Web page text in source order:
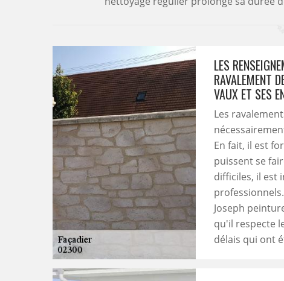
LES
RAVALEMENT
VAUX ET SES
Les
En fait, il est
puissent se
difficiles, il est
Joseph
qu'il respecte
délais qui ont